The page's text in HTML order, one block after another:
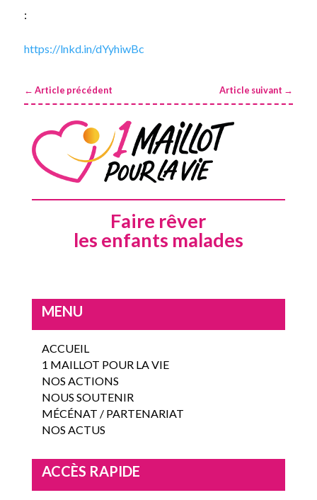
:
https://lnkd.in/dYyhiwBc
← Article précédent Article suivant →
Faire rêver
les enfants malades
MENU
ACCUEIL
1 MAILLOT POUR LA VIE
NOS ACTIONS
NOUS SOUTENIR
MÉCÉNAT / PARTENARIAT
NOS ACTUS
ACCÈS RAPIDE